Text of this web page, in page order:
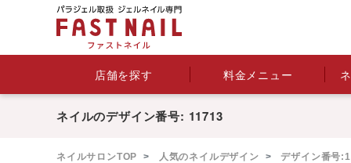
店舗を探す 料金メニュー
ネイルのデザイン番号: 11713
ネイルサロンTOP 人気のネイルデザイン デザイン番号